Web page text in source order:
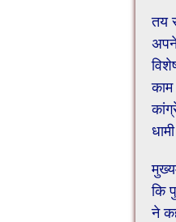
तय
कि
ने